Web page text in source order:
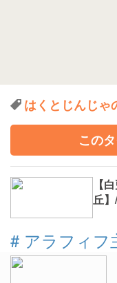
はくとじんじゃ
この
【
丘
# アラフィフ